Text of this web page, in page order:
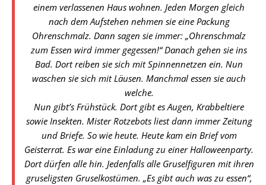
einem verlassenen Haus wohnen. Jeden Morgen gleich
nach dem Aufstehen nehmen sie eine Packung
Ohrenschmalz. Dann sagen sie immer: „Ohrenschmalz
zum Essen wird immer gegessen!“ Danach gehen sie ins
Bad. Dort reiben sie sich mit Spinnennetzen ein. Nun
waschen sie sich mit Läusen. Manchmal essen sie auch
welche.
Nun gibt’s Frühstück. Dort gibt es Augen, Krabbeltiere
sowie Insekten. Mister Rotzebots liest dann immer Zeitung
und Briefe. So wie heute. Heute kam ein Brief vom
Geisterrat. Es war eine Einladung zu einer Halloweenparty.
Dort dürfen alle hin. Jedenfalls alle Gruselfiguren mit ihren
gruseligsten Gruselkostümen. „Es gibt auch was zu essen“,